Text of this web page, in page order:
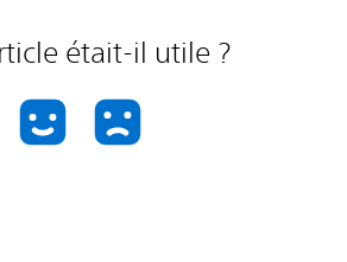
était-il utile ?